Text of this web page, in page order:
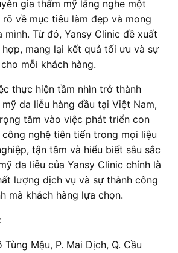
gia thẩm mỹ lắng nghe một
về mục tiêu làm đẹp và mong
mình. Từ đó, Yansy Clinic đề xuất
mang lại kết quả tối ưu và sự
mỗi khách hàng.
thực hiện tầm nhìn trở thành
da liễu hàng đầu tại Việt Nam,
tâm vào việc phát triển con
nghệ tiên tiến trong mọi liệu
tận tâm và hiểu biết sâu sắc
da liễu của Yansy Clinic chính là
lượng dịch vụ và sự thành công
mà khách hàng lựa chọn.
Mậu, P. Mai Dịch, Q. Cầu